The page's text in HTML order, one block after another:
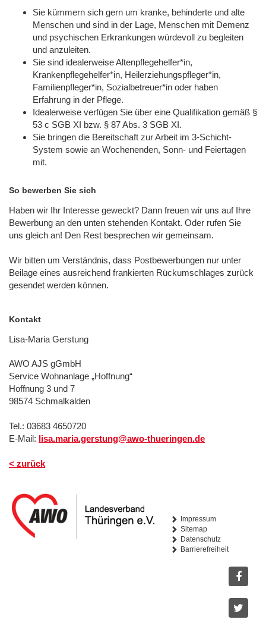
Sie kümmern sich gern um kranke, behinderte und alte
Menschen und sind in der Lage, Menschen mit Demenz
und psychischen Erkrankungen würdevoll zu begleiten
und anzuleiten.
Sie sind idealerweise Altenpflegehelfer*in,
Krankenpflegehelfer*in, Heilerziehungspfleger*in,
Familienpfleger*in, Sozialbetreuer*in oder haben
Erfahrung in der Pflege.
Idealerweise verfügen Sie über eine Qualifikation gemäß §
53 c SGB XI bzw. § 87 Abs. 3 SGB XI.
Sie bringen die Bereitschaft zur Arbeit im 3-Schicht-
System sowie an Wochenenden, Sonn- und Feiertagen
mit.
So bewerben Sie sich
Haben wir Ihr Interesse geweckt? Dann freuen wir uns auf Ihre
Bewerbung an den unten stehenden Kontakt. Oder rufen Sie
uns gleich an! Den Rest besprechen wir gemeinsam.
Wir bitten um Verständnis, dass Postbewerbungen nur unter
Beilage eines ausreichend frankierten Rückumschlages zurück
gesendet werden können.
Kontakt
Lisa-Maria Gerstung
AWO AJS gGmbH
Service Wohnanlage „Hoffnung“
Hoffnung 3 und 7
98574 Schmalkalden
Tel.: 03683 4650720
E-Mail: lisa.maria.gerstung@awo-thueringen.de
< zurück
Impressum
Sitemap
Datenschutz
Barrierefreiheit